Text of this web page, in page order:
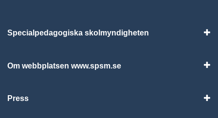
Specialpedagogiska skolmyndigheten
Om webbplatsen www.spsm.se
Press